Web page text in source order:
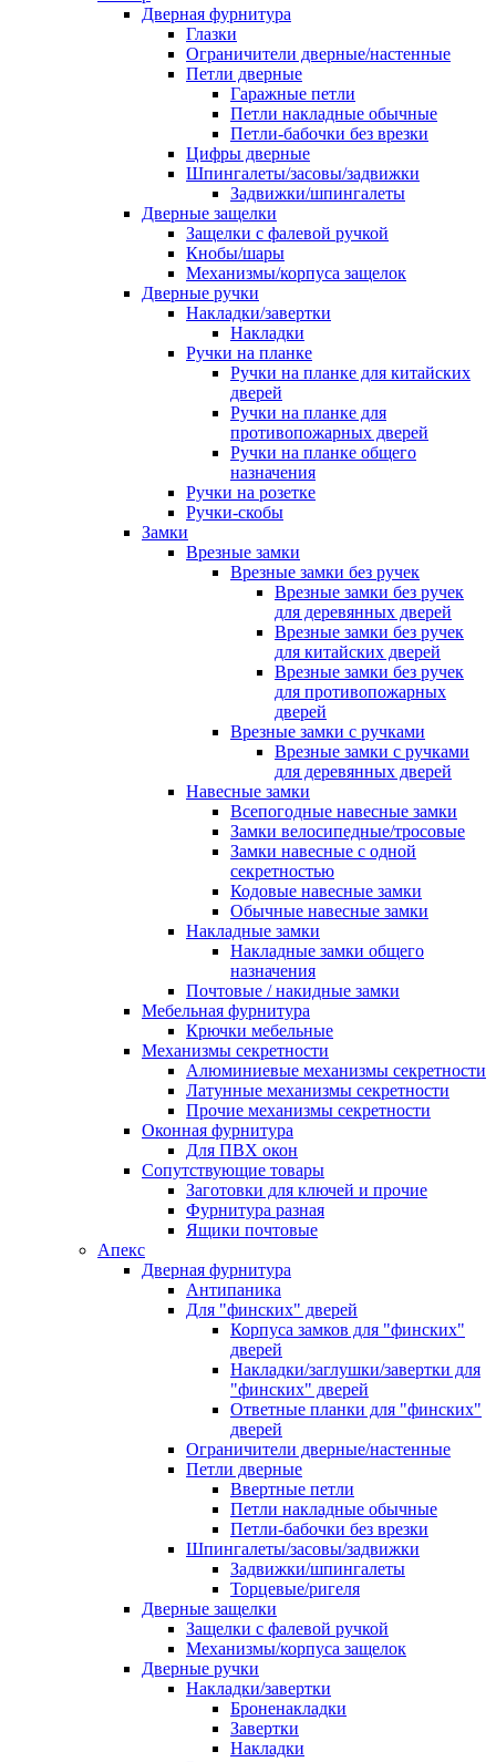
Дверная фурнитура
Глазки
Ограничители дверные/настенные
Петли дверные
Гаражные петли
Петли накладные обычные
Петли-бабочки без врезки
Цифры дверные
Шпингалеты/засовы/задвижки
Задвижки/шпингалеты
Дверные защелки
Защелки с фалевой ручкой
Кнобы/шары
Механизмы/корпуса защелок
Дверные ручки
Накладки/завертки
Накладки
Ручки на планке
Ручки на планке для китайских
дверей
Ручки на планке для
противопожарных дверей
Ручки на планке общего
назначения
Ручки на розетке
Ручки-скобы
Замки
Врезные замки
Врезные замки без ручек
Врезные замки без ручек
для деревянных дверей
Врезные замки без ручек
для китайских дверей
Врезные замки без ручек
для противопожарных
дверей
Врезные замки с ручками
Врезные замки с ручками
для деревянных дверей
Навесные замки
Всепогодные навесные замки
Замки велосипедные/тросовые
Замки навесные с одной
секретностью
Кодовые навесные замки
Обычные навесные замки
Накладные замки
Накладные замки общего
назначения
Почтовые / накидные замки
Мебельная фурнитура
Крючки мебельные
Механизмы секретности
Алюминиевые механизмы секретности
Латунные механизмы секретности
Прочие механизмы секретности
Оконная фурнитура
Для ПВХ окон
Сопутствующие товары
Заготовки для ключей и прочие
Фурнитура разная
Ящики почтовые
Апекс
Дверная фурнитура
Антипаника
Для "финских" дверей
Корпуса замков для "финских"
дверей
Накладки/заглушки/завертки для
"финских" дверей
Ответные планки для "финских"
дверей
Ограничители дверные/настенные
Петли дверные
Ввертные петли
Петли накладные обычные
Петли-бабочки без врезки
Шпингалеты/засовы/задвижки
Задвижки/шпингалеты
Торцевые/ригеля
Дверные защелки
Защелки с фалевой ручкой
Механизмы/корпуса защелок
Дверные ручки
Накладки/завертки
Броненакладки
Завертки
Накладки